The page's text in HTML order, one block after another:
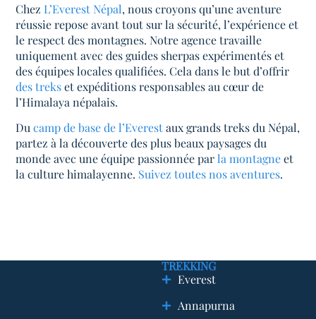
Chez L’Everest Népal, nous croyons qu’une aventure
réussie repose avant tout sur la sécurité, l’expérience et
le respect des montagnes. Notre agence travaille
uniquement avec des guides sherpas expérimentés et
des équipes locales qualifiées. Cela dans le but d’offrir
des trekset expéditions responsables au cœur de
l’Himalaya népalais.
Ducamp de base de l’Everestaux grands treks du Népal,
partez à la découverte des plus beaux paysages du
monde avec une équipe passionnée parla montagneet
la culture himalayenne. Suivez toutes nos aventures.
TREKKING
Everest
Annapurna